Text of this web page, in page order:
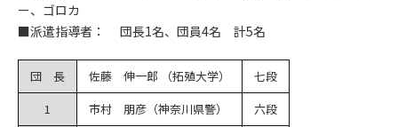
ー、ゴロカ
■派遣指導者： 団長1名、団員4名 計5名
団 長 佐藤 伸一郎 （拓殖大学）
七段
1
市村 朋彦（神奈川県警）
六段